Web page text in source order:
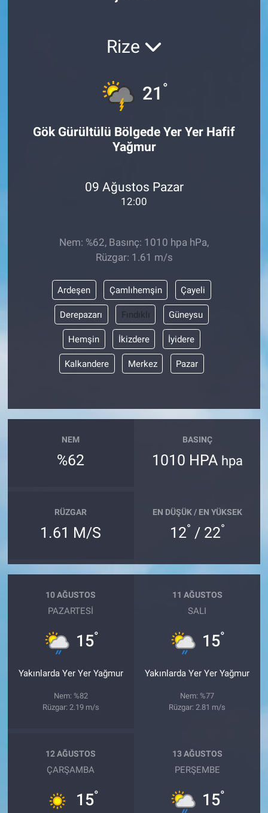
Rize
21 °
Gök Gürültülü Bölgede Yer Yer Hafif
Yağmur
09 Ağustos Pazar
12:00
Nem: %62, Basınç: 1010 hpa hPa,
Rüzgar: 1.61 m/s
Ardeşen Çamlıhemşin Çayeli
Derepazarı Fındıklı Güneysu
Hemşin İkizdere İyidere
Kalkandere Merkez Pazar
NEM
%62
BASINÇ
1010 HPA hpa
RÜZGAR
1.61 M/S
EN DÜŞÜK / EN YÜKSEK
12° / 22°
10 AĞUSTOS
PAZARTESI
15°
Yakınlarda Yer Yer Yağmur
Nem: %82
Rüzgar: 2.19 m/s
11 AĞUSTOS
SALI
15°
Yakınlarda Yer Yer Yağmur
Nem: %77
Rüzgar: 2.81 m/s
12 AĞUSTOS
ÇARŞAMBA
15°
13 AĞUSTOS
PERŞEMBE
15°
Magazin
Bilim ve Teknoloji